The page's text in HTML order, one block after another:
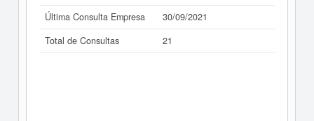
Última Consulta Empresa
30/09/2021
Total de Consultas
21